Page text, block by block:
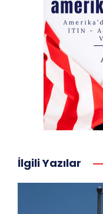
İlgili Yazılar